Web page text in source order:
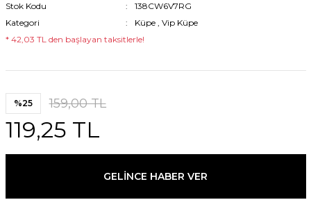
Stok Kodu
138CW6V7RG
Kategori
Küpe , Vip Küpe
* 42,03 TL den başlayan taksitlerle!
%25 159,00 TL
119,25 TL
GELİNCE HABER VER